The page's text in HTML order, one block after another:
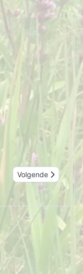
Volgende artikel:
Volgende